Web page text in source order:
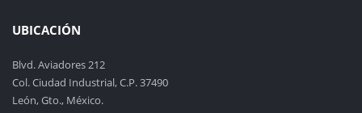
UBICACIÓN
Blvd. Aviadores 212
Col. Ciudad Industrial, C.P. 37490
León, Gto., México.